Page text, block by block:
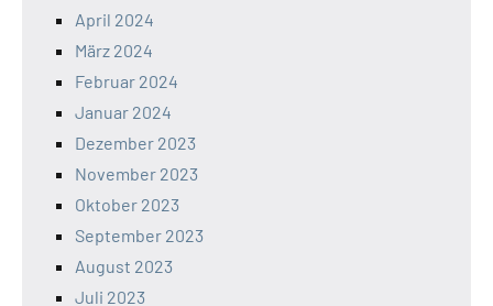
April 2024
März 2024
Februar 2024
Januar 2024
Dezember 2023
November 2023
Oktober 2023
September 2023
August 2023
Juli 2023